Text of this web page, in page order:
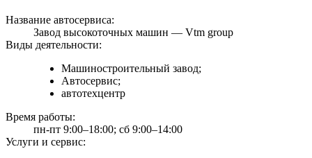
Название автосервиса:
Завод высокоточных машин — Vtm group
Виды деятельности:
Машиностроительный завод;
Автосервис;
автотехцентр
Время работы:
пн-пт 9:00–18:00; сб 9:00–14:00
Услуги и сервис: